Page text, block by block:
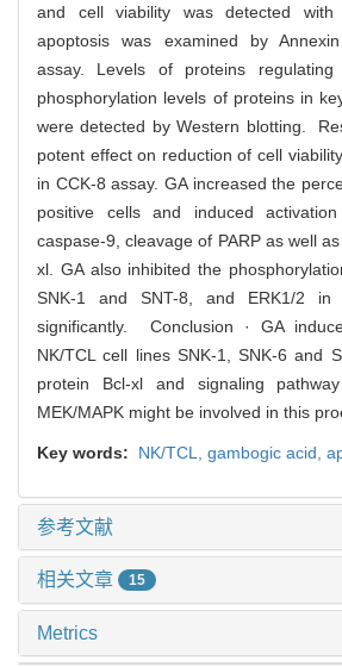
and cell viability was detected with
apoptosis was examined by
assay. Levels of proteins
phosphorylation levels of proteins in
were detected by Western blotting.
potent effect on reduction of cell
in CCK-8 assay. GA increased the
positive cells and induced
caspase-9, cleavage of PARP as well
xl. GA also inhibited the
SNK-1 and SNT-8, and ERK1/2 in
significantly. Conclusion · GA
NK/TCL cell lines SNK-1, SNK-6 and
protein Bcl-xl and signaling
MEK/MAPK might be involved in this
Key words: NK/TCL, gambogic acid,
参考文献
相关文章 15
Metrics